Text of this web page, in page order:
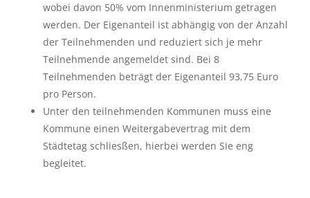
wobei davon 50% vom Innenministerium getragen
werden. Der Eigenanteil ist abhängig von der Anzahl
der Teilnehmenden und reduziert sich je mehr
Teilnehmende angemeldet sind. Bei 8
Teilnehmenden beträgt der Eigenanteil 93,75 Euro
pro Person.
Unter den teilnehmenden Kommunen muss eine
Kommune einen Weitergabevertrag mit dem
Städtetag schliesßen, hierbei werden Sie eng
begleitet.